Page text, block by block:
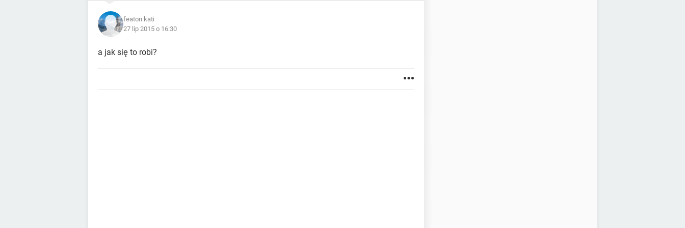
featon kati
27 lip 2015 o 16:30
a jak się to robi?